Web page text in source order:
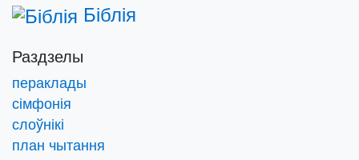
Біблія
Раздзелы
пераклады
сімфонія
слоўнікі
план чытання